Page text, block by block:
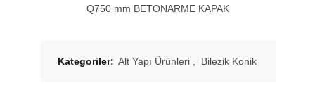
Q750 mm BETONARME KAPAK
Kategoriler: Alt Yapı Ürünleri Bilezik Konik